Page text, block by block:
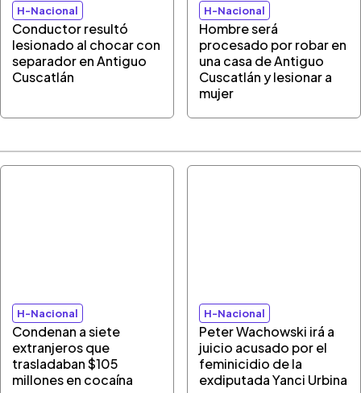
H-Nacional
Conductor resultó
lesionado al chocar con
separador en Antiguo
Cuscatlán
H-Nacional
Hombre será
procesado por robar en
una casa de Antiguo
Cuscatlán y lesionar a
mujer
H-Nacional
Condenan a siete
extranjeros que
trasladaban $105
millones en cocaína
H-Nacional
Peter Wachowski irá a
juicio acusado por el
feminicidio de la
exdiputada Yanci Urbina